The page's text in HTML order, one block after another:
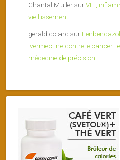
Chantal MullersurVIH,
vieillissement
gerald colard sur
Ivermectine contre le cancer :
médecine de précision